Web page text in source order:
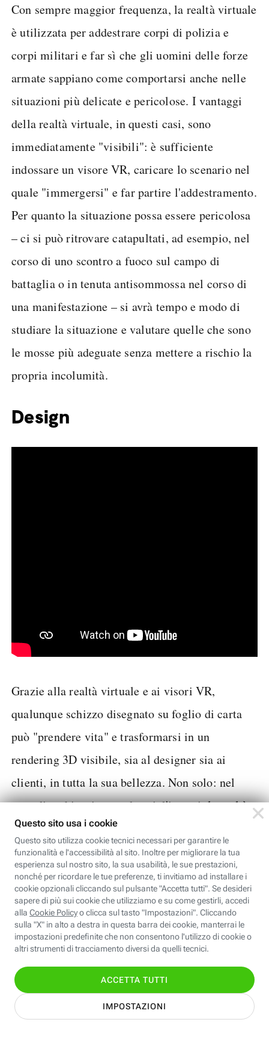
Con sempre maggior frequenza, la realtà virtuale
è utilizzata per addestrare corpi di polizia e
corpi militari e far sì che gli uomini delle forze
armate sappiano come comportarsi anche nelle
situazioni più delicate e pericolose. I vantaggi
della realtà virtuale, in questi casi, sono
immediatamente "visibili": è sufficiente
indossare un visore VR, caricare lo scenario nel
quale "immergersi" e far partire l'addestramento.
Per quanto la situazione possa essere pericolosa
– ci si può ritrovare catapultati, ad esempio, nel
corso di uno scontro a fuoco sul campo di
battaglia o in tenuta antisommossa nel corso di
una manifestazione – si avrà tempo e modo di
studiare la situazione e valutare quelle che sono
le mosse più adeguate senza mettere a rischio la
propria incolumità.
Design
Grazie alla realtà virtuale e ai visori VR,
qualunque schizzo disegnato su foglio di carta
può "prendere vita" e trasformarsi in un
rendering 3D visibile, sia al designer sia ai
clienti, in tutta la sua bellezza. Non solo: nel
caso di architetti e arredatori d'interni, la realtà
virtuale consente di "esplorare" l'abitazione
quando è ancora solo un progetto e vedere se le
soluzioni adottate siano funzionali e belle allo
stesso tempo. Come se non bastasse, grazie a
software come Google Tilt Brush, è possibile
creare opere d'arte tridimensionali direttamente
nel mondo della realtà virtuale.
Visualizzazione dati